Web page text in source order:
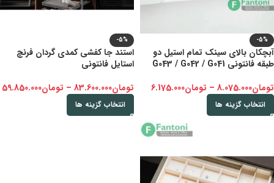
-5%
آبچکان بالای سینک تمام استیل دو
طبقه فانتونی G043 / G042 / G041
تومان8.075.000
– تومان6.175.000
انتخاب گزینه ها
-5%
استند جا کفشی کمدی گردان فرنچ
استایل فانتونی
تومان83.600.000
– تومان59.850.000
انتخاب گزینه ها